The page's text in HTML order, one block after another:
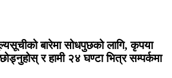
बारेमा सोधपुछको लागि, कृपया
र हामी २४ घण्टा भित्र सम्पर्कमा